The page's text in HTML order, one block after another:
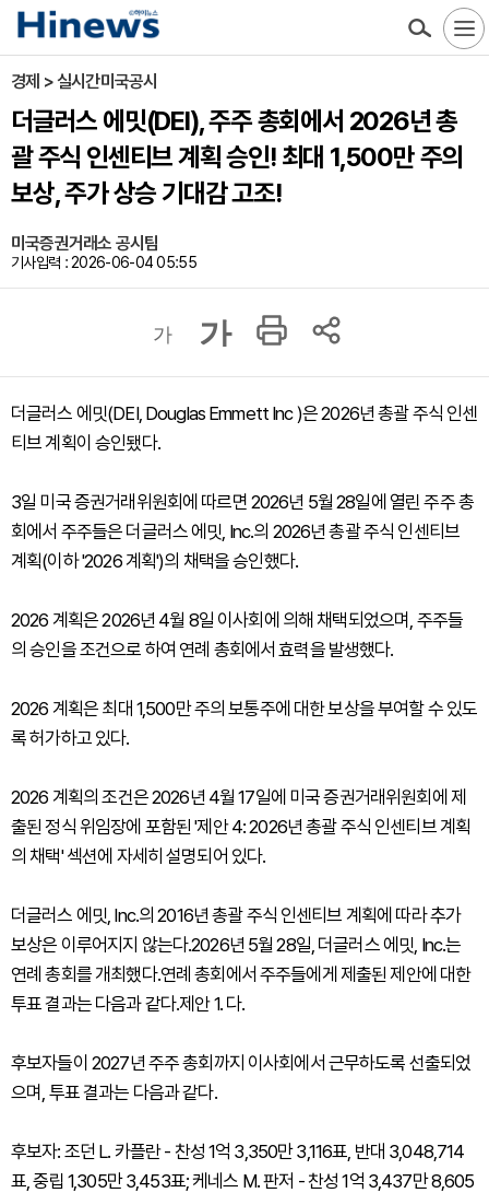
경제 > 실시간미국공시
더글러스 에밋(DEI), 주주 총회에서 2026년 총
괄 주식 인센티브 계획 승인! 최대 1,500만 주의
보상, 주가 상승 기대감 고조!
미국증권거래소 공시팀
기사입력 : 2026-06-04 05:55
가 가
더글러스 에밋(DEI, Douglas Emmett Inc )은 2026년 총괄 주식 인센
티브 계획이 승인됐다.
3일 미국 증권거래위원회에 따르면 2026년 5월 28일에 열린 주주 총
회에서 주주들은 더글러스 에밋, Inc.의 2026년 총괄 주식 인센티브
계획(이하 '2026 계획')의 채택을 승인했다.
2026 계획은 2026년 4월 8일 이사회에 의해 채택되었으며, 주주들
의 승인을 조건으로 하여 연례 총회에서 효력을 발생했다.
2026 계획은 최대 1,500만 주의 보통주에 대한 보상을 부여할 수 있도
록 허가하고 있다.
2026 계획의 조건은 2026년 4월 17일에 미국 증권거래위원회에 제
출된 정식 위임장에 포함된 '제안 4: 2026년 총괄 주식 인센티브 계획
의 채택' 섹션에 자세히 설명되어 있다.
더글러스 에밋, Inc.의 2016년 총괄 주식 인센티브 계획에 따라 추가
보상은 이루어지지 않는다.2026년 5월 28일, 더글러스 에밋, Inc.는
연례 총회를 개최했다.연례 총회에서 주주들에게 제출된 제안에 대한
투표 결과는 다음과 같다.제안 1. 다.
후보자들이 2027년 주주 총회까지 이사회에서 근무하도록 선출되었
으며, 투표 결과는 다음과 같다.
후보자: 조던 L. 카플란 - 찬성 1억 3,350만 3,116표, 반대 3,048,714
표, 중립 1,305만 3,453표; 케네스 M. 판저 - 찬성 1억 3,437만 8,605